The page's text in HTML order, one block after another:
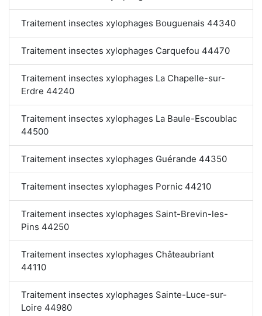
Traitement insectes xylophages Bouguenais 44340
Traitement insectes xylophages Carquefou 44470
Traitement insectes xylophages La Chapelle-sur-
Erdre 44240
Traitement insectes xylophages La Baule-Escoublac
44500
Traitement insectes xylophages Guérande 44350
Traitement insectes xylophages Pornic 44210
Traitement insectes xylophages Saint-Brevin-les-
Pins 44250
Traitement insectes xylophages Châteaubriant
44110
Traitement insectes xylophages Sainte-Luce-sur-
Loire 44980